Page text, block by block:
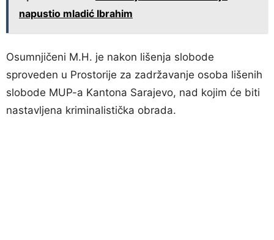
napustio mladić Ibrahim
Osumnjičeni M.H. je nakon lišenja slobode
sproveden u Prostorije za zadržavanje osoba lišenih
slobode MUP-a Kantona Sarajevo, nad kojim će biti
nastavljena kriminalistička obrada.